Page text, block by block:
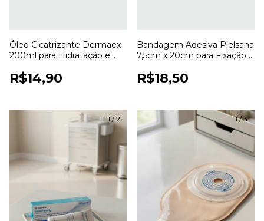
Óleo Cicatrizante Dermaex
200ml para Hidratação e
R$14,90
Bandagem Adesiva Pielsana
7,5cm x 20cm para Fixação e
R$18,50
1/2 1/3